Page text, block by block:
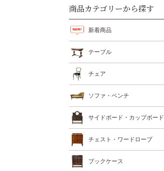
商品カテゴリーから探す
新着商品
テーブル
チェア
ソファ・ベンチ
サイドボード・カップボード
チェスト・ワードローブ
ブックケース